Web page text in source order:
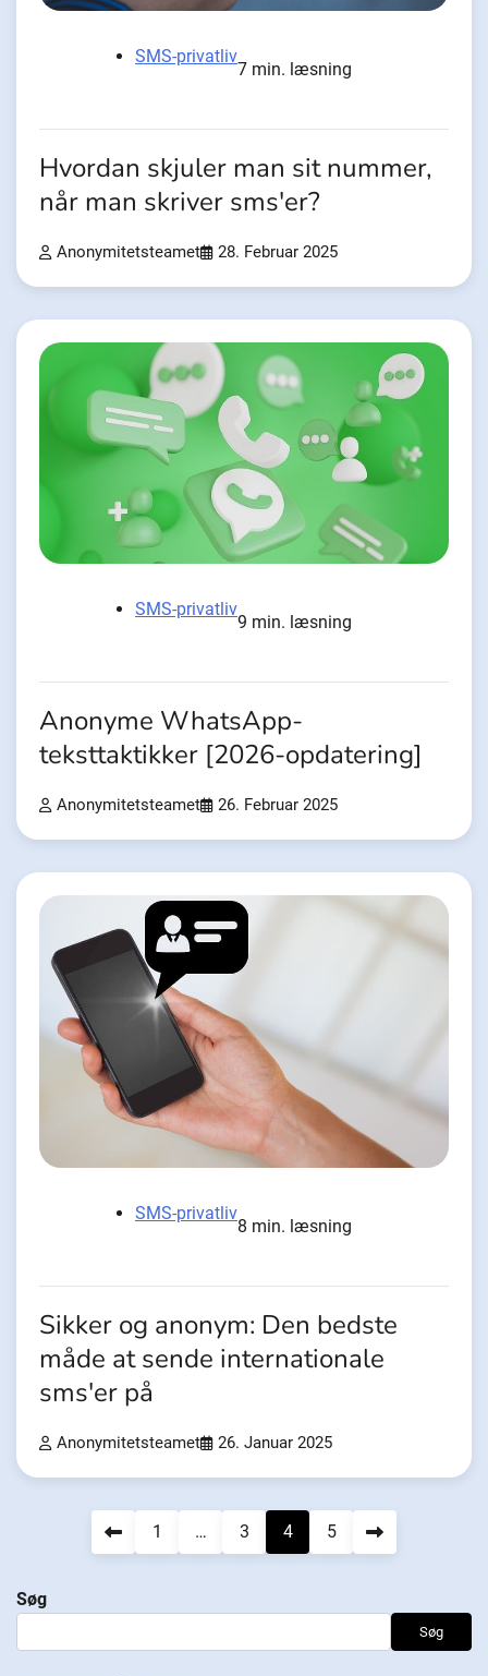
SMS-privatliv
7 min. læsning
Hvordan skjuler man sit nummer,
når man skriver sms'er?
Anonymitetsteamet 28. Februar 2025
SMS-privatliv
9 min. læsning
Anonyme WhatsApp-
teksttaktikker [2026-opdatering]
Anonymitetsteamet 26. Februar 2025
SMS-privatliv
8 min. læsning
Sikker og anonym: Den bedste
måde at sende internationale
sms'er på
Anonymitetsteamet 26. Januar 2025
Navigation
indlæg
1 … 3 4 5
Søg
Søg